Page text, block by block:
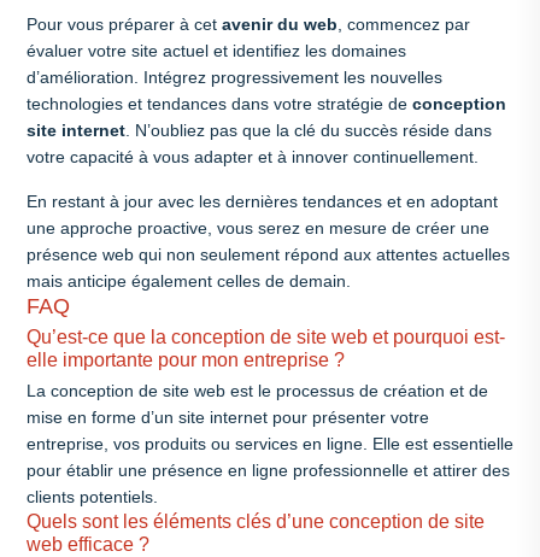
Pour vous préparer à cet avenir du web , commencez par
évaluer votre site actuel et identifiez les domaines
d’amélioration. Intégrez progressivement les nouvelles
technologies et tendances dans votre stratégie de conception
site internet . N’oubliez pas que la clé du succès réside dans
votre capacité à vous adapter et à innover continuellement.
En restant à jour avec les dernières tendances et en adoptant
une approche proactive, vous serez en mesure de créer une
présence web qui non seulement répond aux attentes actuelles
mais anticipe également celles de demain.
FAQ
Qu’est-ce que la conception de site web et pourquoi est-
elle importante pour mon entreprise ?
La conception de site web est le processus de création et de
mise en forme d’un site internet pour présenter votre
entreprise, vos produits ou services en ligne. Elle est essentielle
pour établir une présence en ligne professionnelle et attirer des
clients potentiels.
Quels sont les éléments clés d’une conception de site
web efficace ?